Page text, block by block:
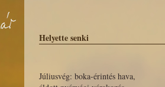
Helyette senki
Júliusvég: boka-érintés hava,